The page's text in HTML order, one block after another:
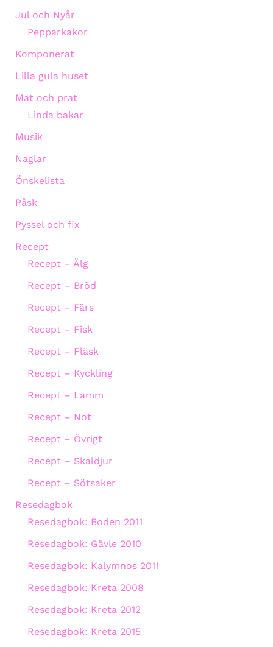
Jul och Nyår
Pepparkakor
Komponerat
Lilla gula huset
Mat och prat
Linda bakar
Musik
Naglar
Önskelista
Påsk
Pyssel och fix
Recept
Recept – Älg
Recept – Bröd
Recept – Färs
Recept – Fisk
Recept – Fläsk
Recept – Kyckling
Recept – Lamm
Recept – Nöt
Recept – Övrigt
Recept – Skaldjur
Recept – Sötsaker
Resedagbok
Resedagbok: Boden 2011
Resedagbok: Gävle 2010
Resedagbok: Kalymnos 2011
Resedagbok: Kreta 2008
Resedagbok: Kreta 2012
Resedagbok: Kreta 2015